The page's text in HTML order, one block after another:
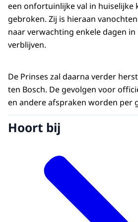
een onfortuinlijke val in huiselijke
gebroken. Zij is hieraan
naar verwachting enkele dagen
verblijven.
De Prinses zal daarna verder
ten Bosch. De gevolgen voor
en andere afspraken worden per
Hoort bij